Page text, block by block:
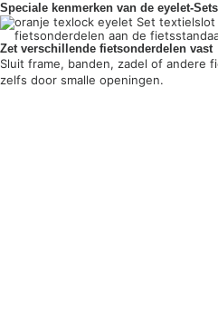
Speciale kenmerken van de eyelet-Sets
Zet verschillende fietsonderdelen vast
Sluit frame, banden, zadel of andere
zelfs door smalle openingen.